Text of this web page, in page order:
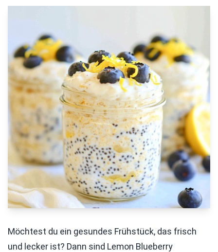
Möchtest du ein gesundes Frühstück, das frisch
und lecker ist? Dann sind Lemon Blueberry